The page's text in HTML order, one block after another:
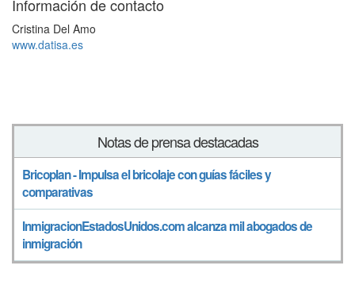
Información de contacto
Cristina Del Amo
www.datisa.es
Notas de prensa destacadas
Bricoplan - Impulsa el bricolaje con guías fáciles y
comparativas
InmigracionEstadosUnidos.com alcanza mil abogados de
inmigración